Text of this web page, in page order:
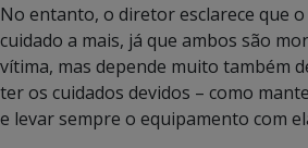
No entanto, o diretor esclarece que
cuidado a mais, já que ambos são
vítima, mas depende muito também
ter os cuidados devidos – como
e levar sempre o equipamento com